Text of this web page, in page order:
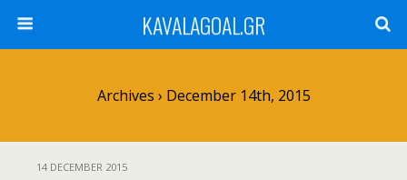
KAVALAGOAL.GR
Archives › December 14th, 2015
14 DECEMBER 2015